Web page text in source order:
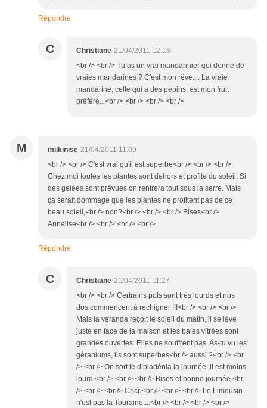
Répondre
C Christiane 21/04/2011 12:16
<br /> <br /> Tu as un vrai mandarinier qui donne de
vraies mandarines ? C'est mon rêve.... La vraie
mandarine, celle qui a des pépins, est mon fruit
préféré...<br /> <br /> <br /> <br />
M milkinise 21/04/2011 11:09
<br /> <br /> C'est vrai qu'il est superbe<br /> <br /> <br />
Chez moi toutes les plantes sont dehors et profite du soleil. Si
des gelées sont prévues on rentrera tout sous la serre. Mais
ça serait dommage que les plantes ne profitent pas de ce
beau soleil,<br /> non?<br /> <br /> <br /> Bises<br />
Annelise<br /> <br /> <br /> <br />
Répondre
C Christiane 21/04/2011 11:27
<br /> <br /> Certrains pots sont très lourds et nos
dos commencent à rechigner !!!<br /> <br /> <br />
Mais la véranda reçoit le soleil du matin, il se lève
juste en face de la maison et les baies vitrées sont
grandes ouvertes. Elles ne souffrent pas. As-tu vu les
géraniums, ils sont superbes<br /> aussi ?<br /> <br
/> <br /> On sort le dipladénia la journée, il est moins
lourd.<br /> <br /> <br /> Bises et bonne journée.<br
/> <br /> <br /> Cricri<br /> <br /> <br /> Le Limousin
n'est pas la Touraine....<br /> <br /> <br /> <br />